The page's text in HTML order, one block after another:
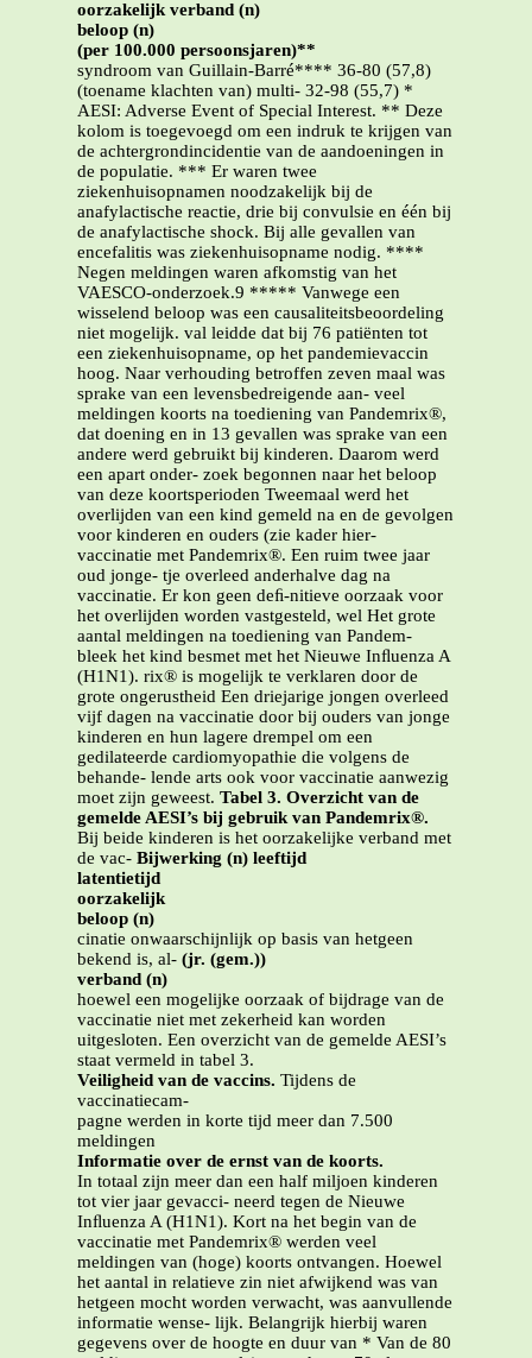
oorzakelijk verband (n)
beloop (n)
(per 100.000 persoonsjaren)**
syndroom van Guillain-Barré**** 36-80 (57,8)
(toename klachten van) multi- 32-98 (55,7) *
AESI: Adverse Event of Special Interest. ** Deze
kolom is toegevoegd om een indruk te krijgen van
de achtergrondincidentie van de aandoeningen in
de populatie. *** Er waren twee
ziekenhuisopnamen noodzakelijk bij de
anafylactische reactie, drie bij convulsie en één bij
de anafylactische shock. Bij alle gevallen van
encefalitis was ziekenhuisopname nodig. ****
Negen meldingen waren afkomstig van het
VAESCO-onderzoek.9 ***** Vanwege een
wisselend beloop was een causaliteitsbeoordeling
niet mogelijk. val leidde dat bij 76 patiënten tot
een ziekenhuisopname, op het pandemievaccin
hoog. Naar verhouding betroffen zeven maal was
sprake van een levensbedreigende aan- veel
meldingen koorts na toediening van Pandemrix®,
dat doening en in 13 gevallen was sprake van een
andere werd gebruikt bij kinderen. Daarom werd
een apart onder- zoek begonnen naar het beloop
van deze koortsperioden Tweemaal werd het
overlijden van een kind gemeld na en de gevolgen
voor kinderen en ouders (zie kader hier-
vaccinatie met Pandemrix®. Een ruim twee jaar
oud jonge- tje overleed anderhalve dag na
vaccinatie. Er kon geen deﬁ-nitieve oorzaak voor
het overlijden worden vastgesteld, wel Het grote
aantal meldingen na toediening van Pandem-
bleek het kind besmet met het Nieuwe Inﬂuenza A
(H1N1). rix® is mogelijk te verklaren door de
grote ongerustheid Een driejarige jongen overleed
vijf dagen na vaccinatie door bij ouders van jonge
kinderen en hun lagere drempel om een
gedilateerde cardiomyopathie die volgens de
behande- lende arts ook voor vaccinatie aanwezig
moet zijn geweest. Tabel 3. Overzicht van de
gemelde AESI’s bij gebruik van Pandemrix®.
Bij beide kinderen is het oorzakelijke verband met
de vac- Bijwerking (n) leeftijd
latentietijd
oorzakelijk
beloop (n)
cinatie onwaarschijnlijk op basis van hetgeen
bekend is, al- (jr. (gem.))
verband (n)
hoewel een mogelijke oorzaak of bijdrage van de
vaccinatie niet met zekerheid kan worden
uitgesloten. Een overzicht van de gemelde AESI’s
staat vermeld in tabel 3.
Veiligheid van de vaccins. Tijdens de
vaccinatiecam-
pagne werden in korte tijd meer dan 7.500
meldingen
Informatie over de ernst van de koorts.
In totaal zijn meer dan een half miljoen kinderen
tot vier jaar gevacci- neerd tegen de Nieuwe
Inﬂuenza A (H1N1). Kort na het begin van de
vaccinatie met Pandemrix® werden veel
meldingen van (hoge) koorts ontvangen. Hoewel
het aantal in relatieve zin niet afwijkend was van
hetgeen mocht worden verwacht, was aanvullende
informatie wense- lijk. Belangrijk hierbij waren
gegevens over de hoogte en duur van * Van de 80